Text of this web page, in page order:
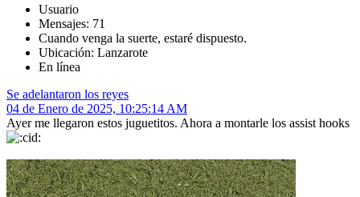
Usuario
Mensajes: 71
Cuando venga la suerte, estaré dispuesto.
Ubicación: Lanzarote
En línea
Se adelantaron los reyes
04 de Enero de 2025, 10:25:14 AM
Ayer me llegaron estos juguetitos. Ahora a montarle los assist hooks